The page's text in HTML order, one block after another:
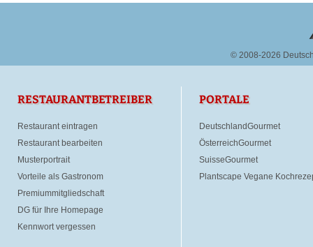
© 2008-2026
RESTAURANTBETREIBER
Restaurant eintragen
Restaurant bearbeiten
Musterportrait
Vorteile als Gastronom
Premiummitgliedschaft
DG für Ihre Homepage
Kennwort vergessen
PORTALE
DeutschlandGourmet
ÖsterreichGourmet
SuisseGourmet
Plantscape Vegane